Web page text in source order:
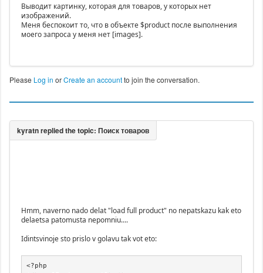
Выводит картинку, которая для товаров, у которых нет
изображений.
Меня беспокоит то, что в объекте $product после выполнения
моего запроса у меня нет [images].
Please Log in orCreate an accountto join the conversation.
Hmm, naverno nado delat "load full product" no nepatskazu kak eto
delaetsa patomusta nepomniu....
Idintsvinoje sto prislo v golavu tak vot eto:
<?php